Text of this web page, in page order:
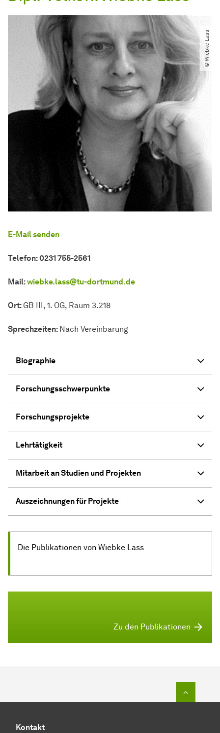
E-Mail senden
Telefon: 0231 755-2561
Mail:wiebke.lass@tu-dortmund.de
Ort: GB III, 1. OG, Raum 3.218
Sprechzeiten: Nach Vereinbarung
© Wiebke Lass
Biographie
Forschungsschwerpunkte
Forschungsprojekte
Lehrtätigkeit
Mitarbeit an Studien und Projekten
Auszeichnungen für Projekte
Die Publikationen von Wiebke Lass
Zu den Publikationen
Kontakt